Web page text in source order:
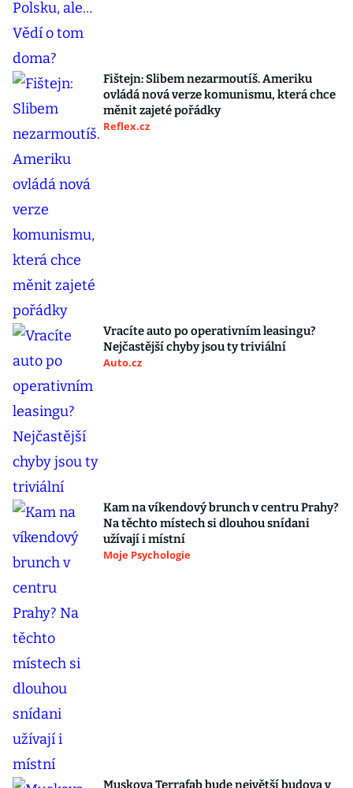
Fištejn: Slibem nezarmoutíš. Ameriku
ovládá nová verze komunismu, která chce
měnit zajeté pořádky
Reflex.cz
Vracíte auto po operativním leasingu?
Nejčastější chyby jsou ty triviální
Auto.cz
Kam na víkendový brunch v centru Prahy?
Na těchto místech si dlouhou snídani
užívají i místní
Moje Psychologie
Muskova Terrafab bude největší budova v